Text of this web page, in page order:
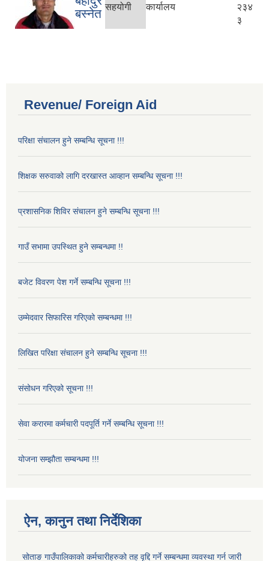
बस्नेत सहयोगी
कार्यालय
२३४
३
Revenue/ Foreign Aid
परिक्षा संचालन हुने सम्बन्धि सूचना !!!
शिक्षक सरुवाको लागि दरखास्त आव्हान सम्बन्धि सूचना !!!
प्रशासनिक शिविर संचालन हुने सम्बन्धि सूचना !!!
गाउँ सभामा उपस्थित हुने सम्बन्धमा !!
बजेट विवरण पेश गर्ने सम्बन्धि सूचना !!!
उम्मेदवार सिफारिस गरिएको सम्बन्धमा !!!
लिखित परिक्षा संचालन हुने सम्बन्धि सूचना !!!
संसोधन गरिएको सूचना !!!
सेवा करारमा कर्मचारी पदपूर्ति गर्ने सम्बन्धि सूचना !!!
योजना सम्झौता सम्बन्धमा !!!
ऐन, कानुन तथा निर्देशिका
सोताङ गाउँपालिकाको कर्मचारीहरुको तह वृद्दि गर्ने सम्बन्धमा व्यवस्था गर्न जारी